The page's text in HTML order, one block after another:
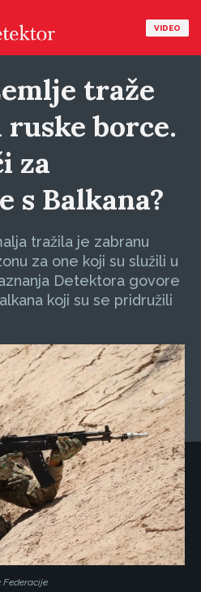
VIDEO
traže
ruske borce.
za
s Balkana?
tražila je zabranu
za one koji su služili u
Detektora govore
koji su se pridružili